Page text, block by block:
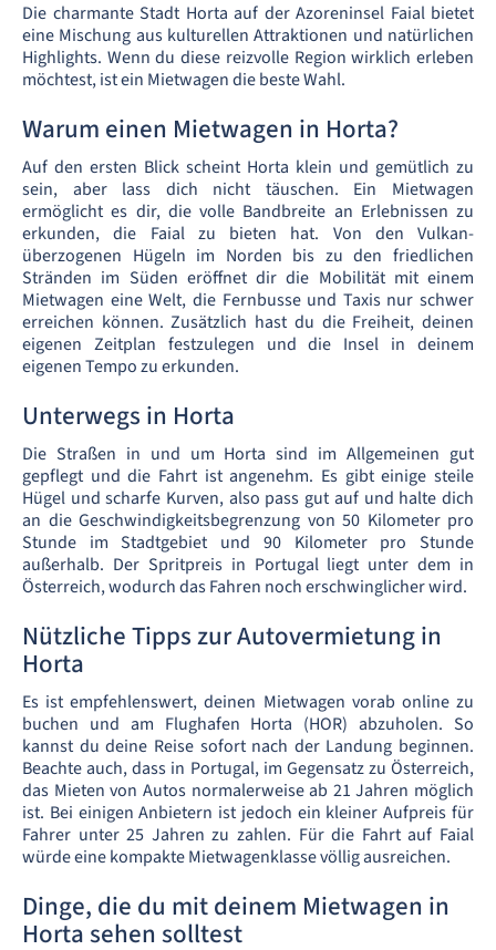
Die charmante Stadt Horta auf der Azoreninsel Faial bietet
eine Mischung aus kulturellen Attraktionen und natürlichen
Highlights. Wenn du diese reizvolle Region wirklich erleben
möchtest, ist ein Mietwagen die beste Wahl.
Warum einen Mietwagen in Horta?
Auf den ersten Blick scheint Horta klein und gemütlich zu
sein, aber lass dich nicht täuschen. Ein Mietwagen
ermöglicht es dir, die volle Bandbreite an Erlebnissen zu
erkunden, die Faial zu bieten hat. Von den Vulkan-
überzogenen Hügeln im Norden bis zu den friedlichen
Stränden im Süden eröffnet dir die Mobilität mit einem
Mietwagen eine Welt, die Fernbusse und Taxis nur schwer
erreichen können. Zusätzlich hast du die Freiheit, deinen
eigenen Zeitplan festzulegen und die Insel in deinem
eigenen Tempo zu erkunden.
Unterwegs in Horta
Die Straßen in und um Horta sind im Allgemeinen gut
gepflegt und die Fahrt ist angenehm. Es gibt einige steile
Hügel und scharfe Kurven, also pass gut auf und halte dich
an die Geschwindigkeitsbegrenzung von 50 Kilometer pro
Stunde im Stadtgebiet und 90 Kilometer pro Stunde
außerhalb. Der Spritpreis in Portugal liegt unter dem in
Österreich, wodurch das Fahren noch erschwinglicher wird.
Nützliche Tipps zur Autovermietung in
Horta
Es ist empfehlenswert, deinen Mietwagen vorab online zu
buchen und am Flughafen Horta (HOR) abzuholen. So
kannst du deine Reise sofort nach der Landung beginnen.
Beachte auch, dass in Portugal, im Gegensatz zu Österreich,
das Mieten von Autos normalerweise ab 21 Jahren möglich
ist. Bei einigen Anbietern ist jedoch ein kleiner Aufpreis für
Fahrer unter 25 Jahren zu zahlen. Für die Fahrt auf Faial
würde eine kompakte Mietwagenklasse völlig ausreichen.
Dinge, die du mit deinem Mietwagen in
Horta sehen solltest